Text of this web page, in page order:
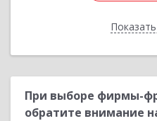
При выборе фирмы-
обратите внимание